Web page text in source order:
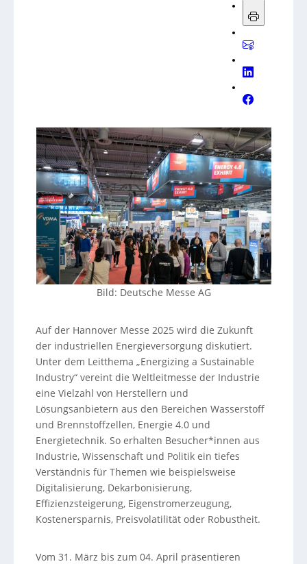
Bild: Deutsche Messe AG
Auf der Hannover Messe 2025 wird die Zukunft
der industriellen Energieversorgung diskutiert.
Unter dem Leitthema „Energizing a Sustainable
Industry“ vereint die Weltleitmesse der Industrie
eine Vielzahl von Herstellern und
Lösungsanbietern aus den Bereichen Wasserstoff
und Brennstoffzellen, Energie 4.0 und
Energietechnik. So erhalten Besucher*innen aus
Industrie, Wissenschaft und Politik ein tiefes
Verständnis für Themen wie beispielsweise
Digitalisierung, Dekarbonisierung,
Effizienzsteigerung, Eigenstromerzeugung,
Kostenersparnis, Preisvolatilität oder Robustheit.
Vom 31. März bis zum 04. April präsentieren